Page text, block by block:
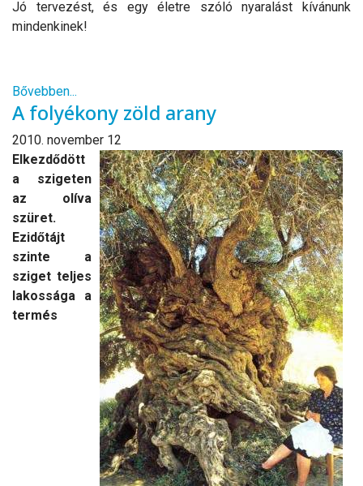
Jó tervezést, és egy életre szóló nyaralást kívánunk
mindenkinek!
Bővebben...
A folyékony zöld arany
2010. november 12
Elkezdődött
a szigeten
az olíva
szüret.
Ezidőtájt
szinte a
sziget teljes
lakossága a
termés